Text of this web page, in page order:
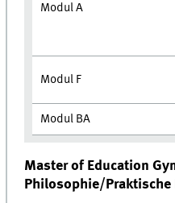
Modul A
Modul F
Modul BA
Master of Education
Philosophie/